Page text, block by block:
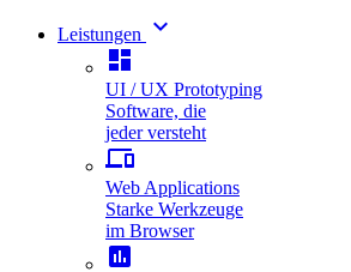
Leistungen
keyboard_arrow_down
dashboard
UI / UX Prototyping
Software, die
jeder versteht
phonelink
Web Applications
Starke Werkzeuge
im Browser
assessment